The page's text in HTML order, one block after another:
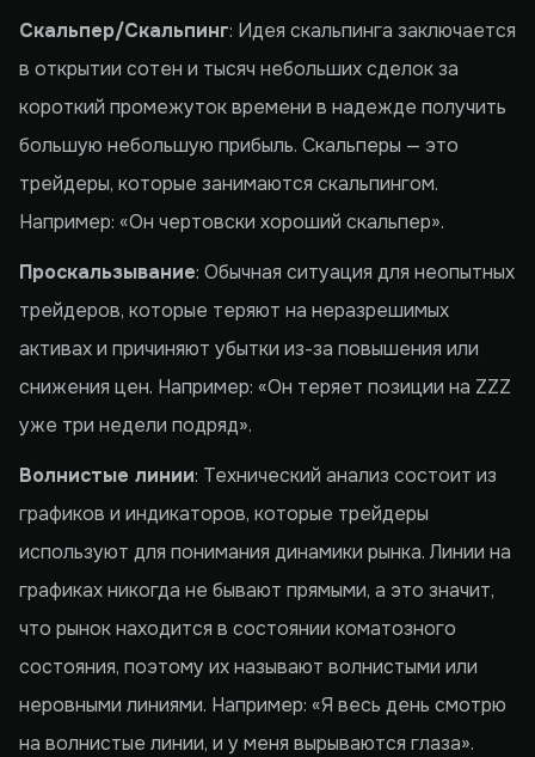
Скальпер/Скальпинг: Идея скальпинга заключается
в открытии сотен и тысяч небольших сделок за
короткий промежуток времени в надежде получить
большую небольшую прибыль. Скальперы — это
трейдеры, которые занимаются скальпингом.
Например: «Он чертовски хороший скальпер».
Проскальзывание: Обычная ситуация для неопытных
трейдеров, которые теряют на неразрешимых
активах и причиняют убытки из-за повышения или
снижения цен. Например: «Он теряет позиции на ZZZ
уже три недели подряд».
Волнистые линии: Технический анализ состоит из
графиков и индикаторов, которые трейдеры
используют для понимания динамики рынка. Линии на
графиках никогда не бывают прямыми, а это значит,
что рынок находится в состоянии коматозного
состояния, поэтому их называют волнистыми или
неровными линиями. Например: «Я весь день смотрю
на волнистые линии, и у меня вырываются глаза».